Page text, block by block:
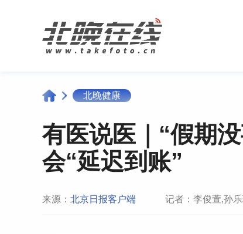
北晚健康
有医说医｜“假期
会“延迟到账”
来源： 北京日报客户端 记者：李俊萱,孙